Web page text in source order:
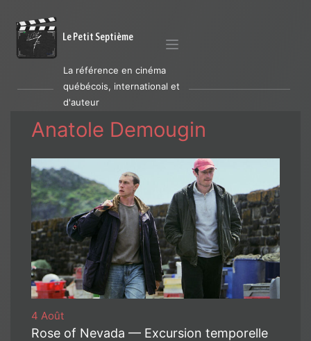
Le Petit Septième
La référence en cinéma
québécois, international et
d'auteur
Anatole Demougin
4 Août
Rose of Nevada — Excursion temporelle